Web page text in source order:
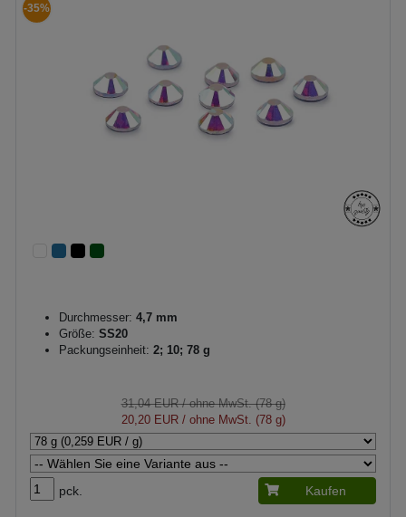
-35%
Durchmesser: 4,7 mm
Größe: SS20
Packungseinheit: 2; 10; 78 g
31,04 EUR/ ohne MwSt. (78 g)
20,20 EUR/ ohne MwSt. (78 g)
pck. Kaufen